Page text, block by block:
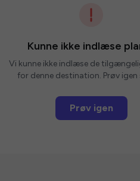
Kunne ikke indlæse
Vi kunne ikke indlæse de
for denne destination. Prøv igen
Prøv igen